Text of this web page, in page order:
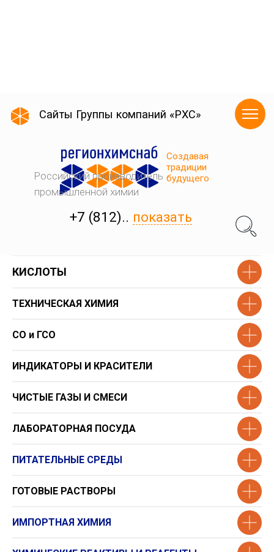
КИСЛОТЫ
ТЕХНИЧЕСКАЯ ХИМИЯ
СО и ГСО
ИНДИКАТОРЫ И КРАСИТЕЛИ
ЧИСТЫЕ ГАЗЫ И СМЕСИ
ЛАБОРАТОРНАЯ ПОСУДА
ПИТАТЕЛЬНЫЕ СРЕДЫ
ГОТОВЫЕ РАСТВОРЫ
ИМПОРТНАЯ ХИМИЯ